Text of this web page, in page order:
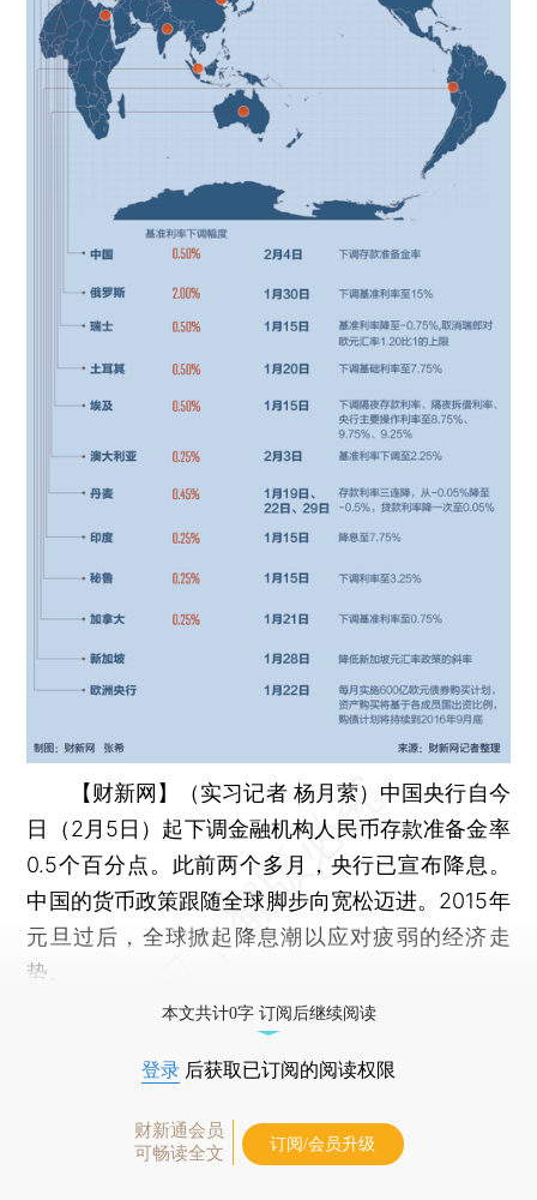
【财新网】（实习记者 杨月萦） 中国央行自今
日（2月5日）起下调金融机构人民币存款准备金率
0.5个百分点。此前两个多月，央行已宣布降息。
中国的货币政策跟随全球脚步向宽松迈进。2015年
元旦过后，全球掀起降息潮以应对疲弱的经济走
势。
本文共计0字 订阅后继续阅读
登录 后获取已订阅的阅读权限
财新通会员
可畅读全文
订阅/会员升级